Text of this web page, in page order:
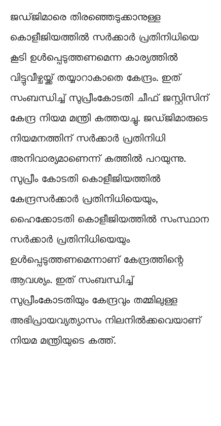
ജഡ്ജിമാരെ തിരഞ്ഞെടുക്കാനുള്ള
കൊളീജിയത്തിൽ സർക്കാർ പ്രതിനിധിയെ
കൂടി ഉൾപ്പെടുത്തണമെന്ന കാര്യത്തിൽ
വിട്ടുവീഴ്ചയ്ക്ക് തയ്യാറാകാതെ കേന്ദ്രം. ഇത്
സംബന്ധിച്ച് സുപ്രീംകോടതി ചീഫ് ജസ്റ്റിസിന്
കേന്ദ്ര നിയമ മന്ത്രി കത്തയച്ചു. ജഡ്ജിമാരുടെ
നിയമനത്തിന് സർക്കാർ പ്രതിനിധി
അനിവാര്യമാണെന്ന് കത്തിൽ പറയുന്നു.
സുപ്രീം കോടതി കൊളീജിയത്തിൽ
കേന്ദ്രസർക്കാർ പ്രതിനിധിയെയും,
ഹൈക്കോടതി കൊളീജിയത്തിൽ സംസ്ഥാന
സർക്കാർ പ്രതിനിധിയെയും
ഉൾപ്പെടുത്തണമെന്നാണ് കേന്ദ്രത്തിന്റെ
ആവശ്യം. ഇത് സംബന്ധിച്ച്
സുപ്രീംകോടതിയും കേന്ദ്രവും തമ്മിലുള്ള
അഭിപ്രായവ്യത്യാസം നിലനിൽക്കവെയാണ്
നിയമ മന്ത്രിയുടെ കത്ത്.